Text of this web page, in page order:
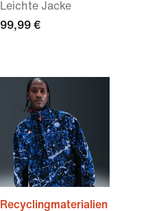
Leichte Jacke
99,99 €
Recyclingmaterialien